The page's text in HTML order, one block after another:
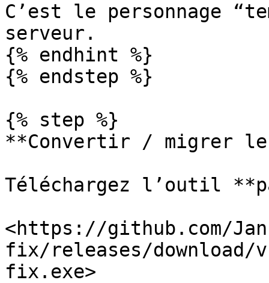
C’est le personnage
serveur.
{% endhint %}
{% endstep %}
{% step %}
**Convertir / migrer
Téléchargez l’outil
<https://github.com/
fix/releases/download/
fix.exe>